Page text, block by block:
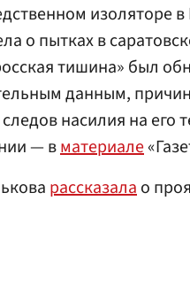
о пытках в
тишина» был
данным,
насилия на
— вматериале
рассказалао